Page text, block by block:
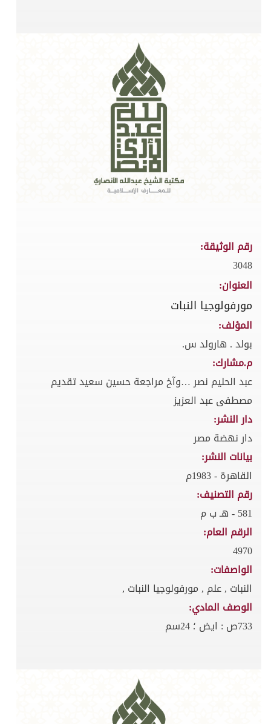
رقم الوثيقة:
3048
العنوان:
مورفولوجيا النبات
المؤلف:
بولد . هارولد س.
م.مشارك:
عبد الحليم نصر …وآخ مراجعة حسين سعيد تقديم
مصطفى عبد العزيز
دار النشر:
دار نهضة مصر
بيانات النشر:
القاهرة - 1983م
رقم التصنيف:
581 - هـ ب م
الرقم العام:
4970
الواصفات:
النبات , علم , مورفولوجيا النبات ,
الوصف المادي:
733ص : ايض ؛ 24سم